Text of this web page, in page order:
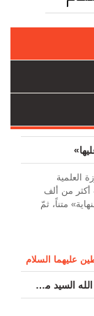
العلمیة
أكثر من ألف
متناً، ثمّ
عليهما السلام
تقرير مصوّر - موكب عزاء مکتب سماحة اية الله السيد مرتضى الموسوي الاصفهاني في يوم إستشهاد السيدة فاطم...